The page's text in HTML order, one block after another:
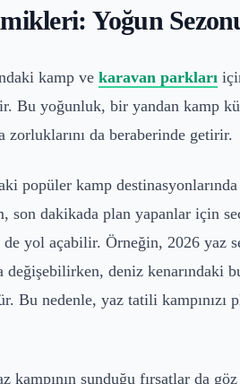
Yoğun
kamp ve karavan parkları
yoğunluk, bir yandan kamp
zorluklarını da beraberinde getirir.
popüler kamp
dakikada plan yapanlar için
yol açabilir. Örneğin, 2026 yaz
değişebilirken, deniz
Bu nedenle, yaz tatili
sunduğu fırsatlar da